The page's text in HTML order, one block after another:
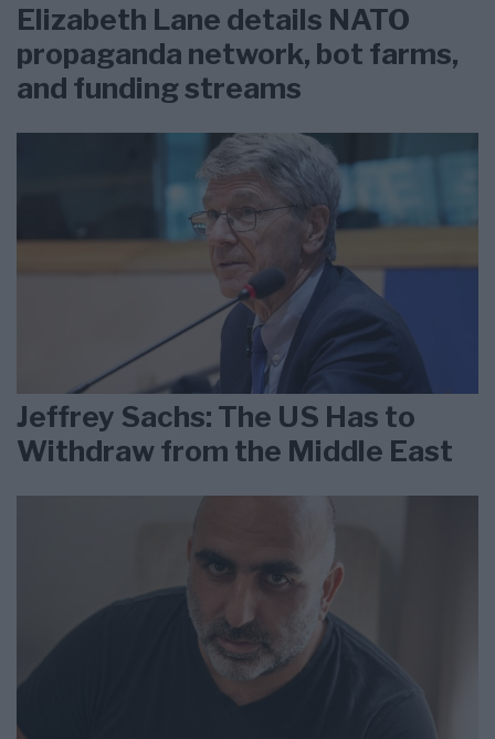
Elizabeth Lane details NATO
propaganda network, bot farms,
and funding streams
Jeffrey Sachs: The US Has to
Withdraw from the Middle East